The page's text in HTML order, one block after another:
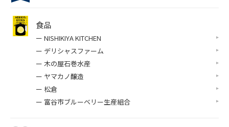
食品
ー NISHIKIYA KITCHEN
ー デリシャスファーム
ー 木の屋石巻水産
ー ヤマカノ醸造
ー 松倉
ー 富谷市ブルーベリー生産組合